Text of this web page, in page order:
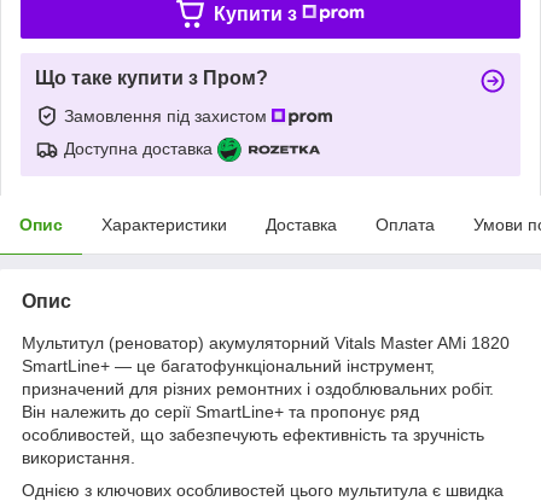
Купити з
Що таке купити з Пром?
Замовлення під захистом
Доступна доставка
Опис Характеристики Доставка Оплата Умови
Опис
Мультитул (реноватор) акумуляторний Vitals Master AMi 1820
SmartLine+ — це багатофункціональний інструмент,
призначений для різних ремонтних і оздоблювальних робіт.
Він належить до серії SmartLine+ та пропонує ряд
особливостей, що забезпечують ефективність та зручність
використання.
Однією з ключових особливостей цього мультитула є швидка